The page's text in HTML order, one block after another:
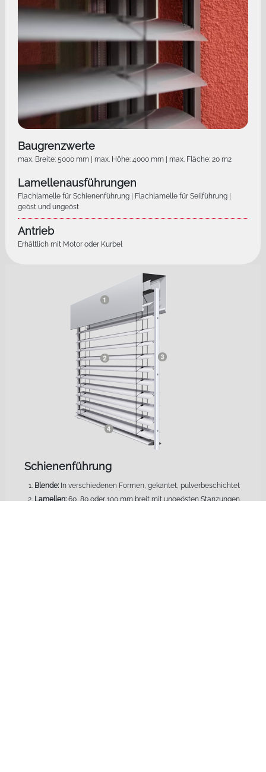
Baugrenzwerte
max. Breite: 5000 mm | max. Höhe: 4000 mm | max. Fläche: 20 m2
Lamellenausführungen
Flachlamelle für Schienenführung | Flachlamelle für Seilführung |
geöst und ungeöst
Antrieb
Erhältlich mit Motor oder Kurbel
Schienenführung
Blende: In verschiedenen Formen, gekantet, pulverbeschichtet
Lamellen: 60, 80 oder 100 mm breit mit ungeösten Stanzungen.